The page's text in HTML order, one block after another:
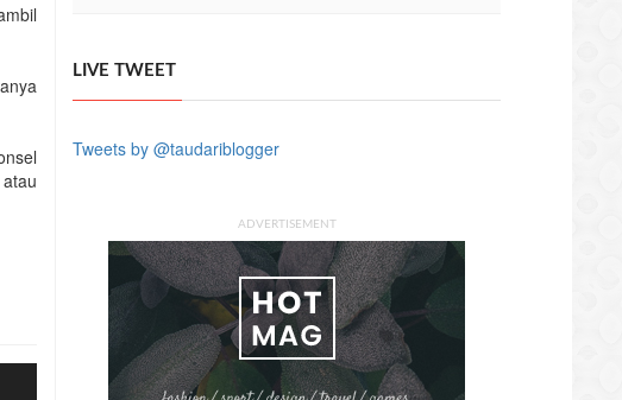
LIVE TWEET
Tweets by @taudariblogger
ADVERTISEMENT